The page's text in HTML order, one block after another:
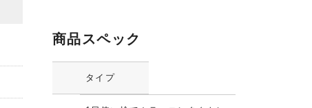
商品スペック
タイプ